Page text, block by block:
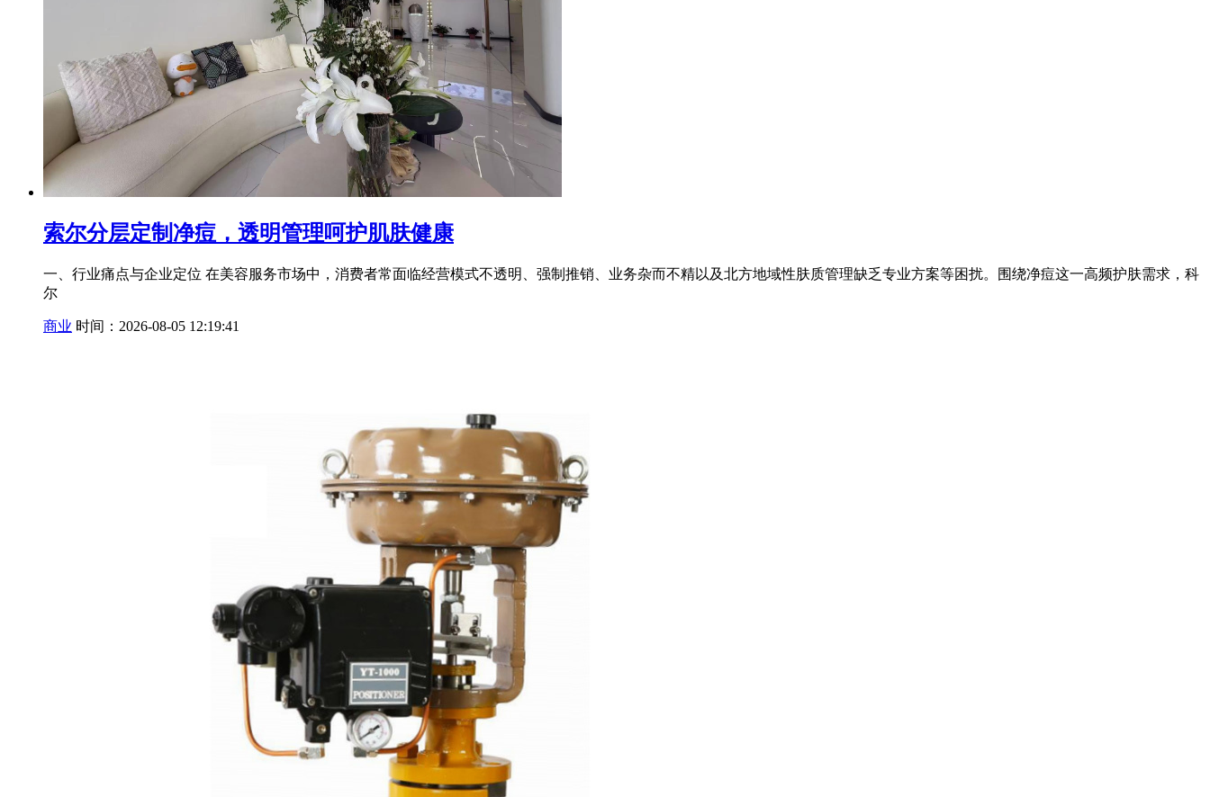
索尔分层定制净痘，透明管理呵护肌肤健康
一、行业痛点与企业定位 在美容服务市场中，消费者常面临经营模式不透明、强制推销、业务杂而不精以及北方地域性肤质管理缺乏专业方案等困扰。围绕净痘这一高频护肤需求，科
尔
商业 时间：2026-08-05 12:19:41